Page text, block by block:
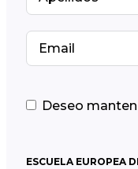
Deseo
ESCUELA EUROPEA